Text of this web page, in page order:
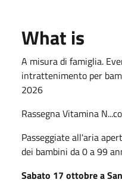
What is
A misura di famiglia.
intrattenimento per
2026
Rassegna Vitamina
Passeggiate all'aria
dei bambini da 0 a 99
Sabato 17 ottobre a